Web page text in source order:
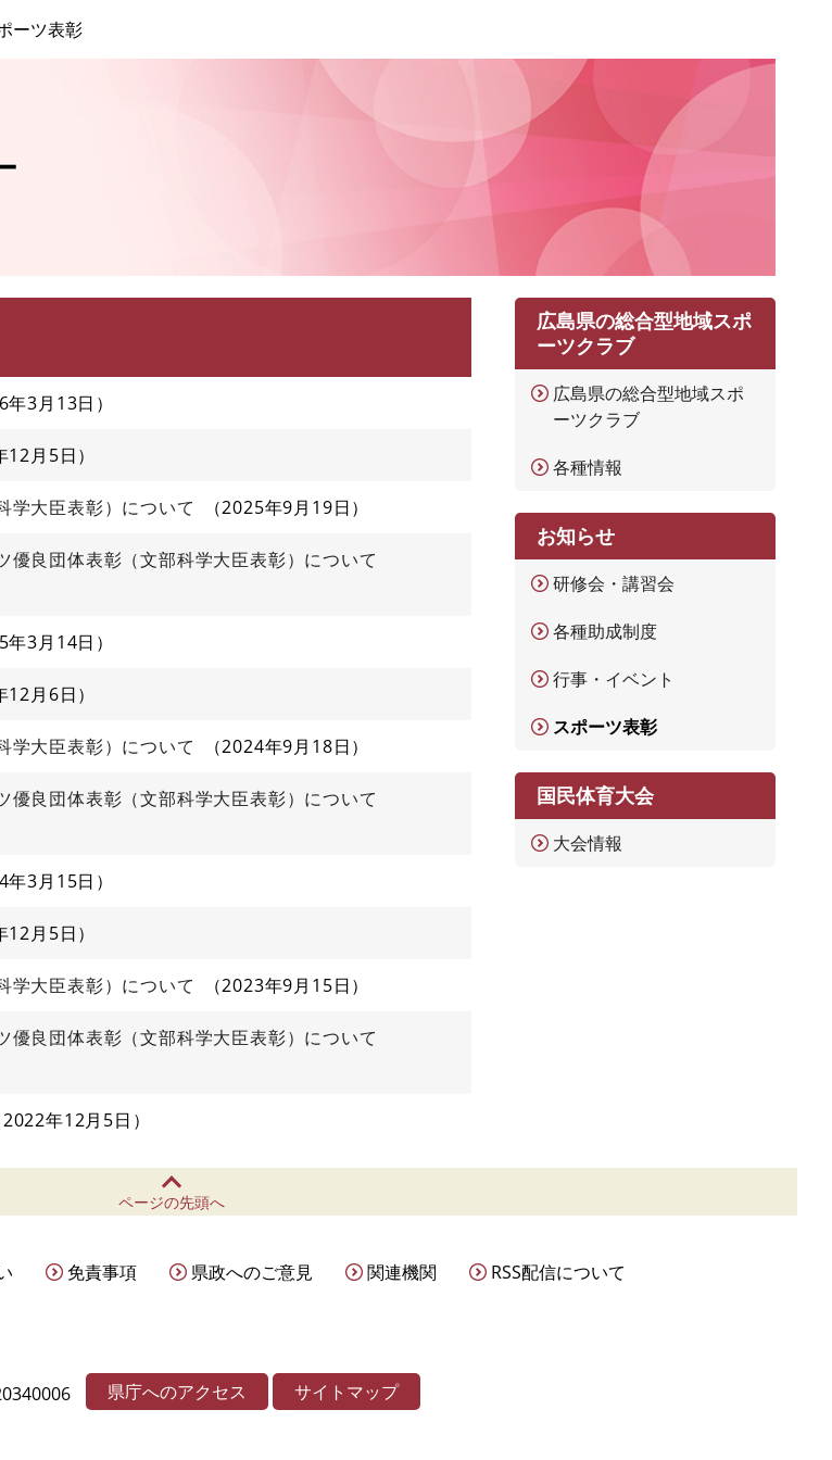
ーツ表彰
年3月13日
12月5日
学大臣表彰）について 2025年9月19日
良団体表彰（文部科学大臣表彰）について
年3月14日
12月6日
学大臣表彰）について 2024年9月18日
良団体表彰（文部科学大臣表彰）について
年3月15日
12月5日
学大臣表彰）について 2023年9月15日
良団体表彰（文部科学大臣表彰）について
2022年12月5日
広島県の総合型地域スポ
ーツクラブ
広島県の総合型地域スポ
ーツクラブ
各種情報
お知らせ
研修会・講習会
各種助成制度
行事・イベント
スポーツ表彰
国民体育大会
大会情報
ページの先頭へ
免責事項 県政へのご意見 関連機関 RSS配信について
県庁へのアクセス サイトマップ